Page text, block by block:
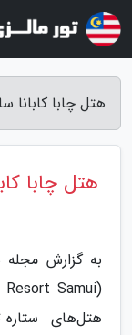
هتل چابا کابانا
هتل چابا
به گزارش مجله
هتل‌های ستاره